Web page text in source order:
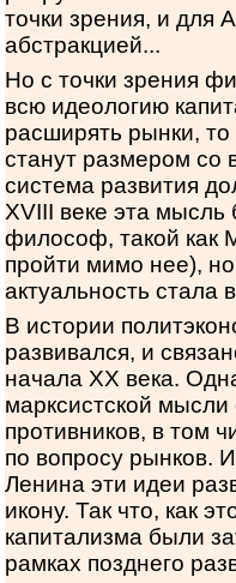
точки зрения, и для
абстракцией...
Но с точки зрения
всю идеологию
расширять рынки, то
станут размером со
система развития
XVIII веке эта мысль
философ, такой как
пройти мимо нее),
актуальность стала
В истории
развивался, и
начала ХХ века.
марксистской
противников, в том
по вопросу рынков.
Ленина эти идеи
икону. Так что, как
капитализма были
рамках позднего